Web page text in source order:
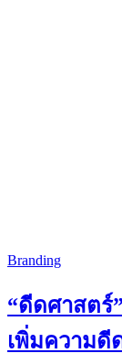
Branding
“ดีดศาสตร์
เพิ่มความดี